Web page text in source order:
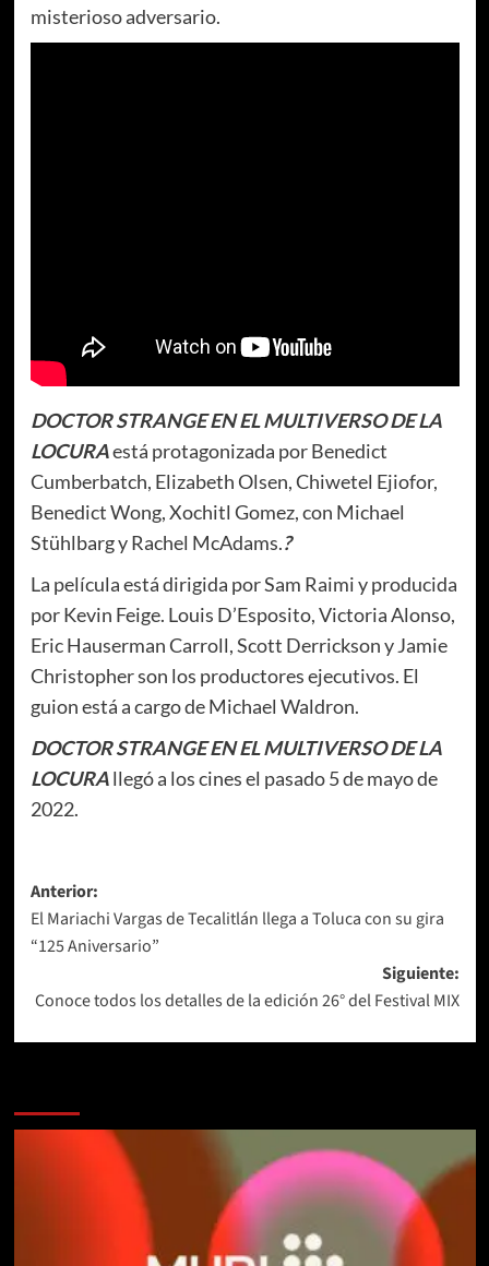
misterioso adversario.
DOCTOR STRANGE EN EL MULTIVERSO DE LA
LOCURAestá protagonizada por Benedict
Cumberbatch, Elizabeth Olsen, Chiwetel Ejiofor,
Benedict Wong, Xochitl Gomez, con Michael
Stühlbarg y Rachel McAdams.?
La película está dirigida por Sam Raimi y producida
por Kevin Feige. Louis D’Esposito, Victoria Alonso,
Eric Hauserman Carroll, Scott Derrickson y Jamie
Christopher son los productores ejecutivos. El
guion está a cargo de Michael Waldron.
DOCTOR STRANGE EN EL MULTIVERSO DE LA
LOCURAllegó a los cines el pasado 5 de mayo de
2022.
Navegación
de
entradas
Anterior:
El Mariachi Vargas de Tecalitlán llega a Toluca con su gira
“125 Aniversario”
Siguiente:
Conoce todos los detalles de la edición 26° del Festival MIX